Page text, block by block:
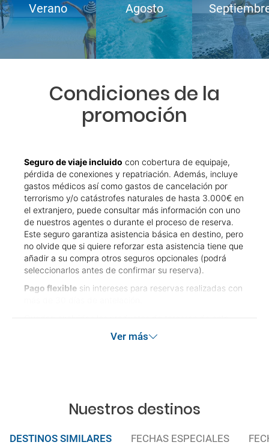
Verano Agosto
Condiciones de la
promoción
Seguro de viaje incluido con cobertura de equipaje,
pérdida de conexiones y repatriación. Además, incluye
gastos médicos así como gastos de cancelación por
terrorismo y/o catástrofes naturales de hasta 3.000€ en
el extranjero, puede consultar más información con uno
de nuestros agentes o durante el proceso de reserva.
Este seguro garantiza asistencia básica en destino, pero
no olvide que si quiere reforzar esta asistencia tiene que
añadir a su compra otros seguros opcionales (podrá
seleccionarlos antes de confirmar su reserva).
Pago flexible sin intereses para reservas realizadas con
Ver más
Nuestros destinos
DESTINOS SIMILARES FECHAS ESPECIALES